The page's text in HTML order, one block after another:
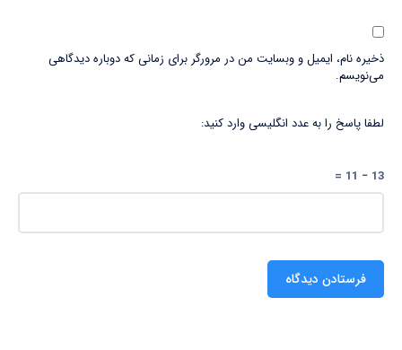
ذخیره نام، ایمیل و وبسایت من در مرورگر برای زمانی که دوباره دیدگاهی
می‌نویسم.
لطفا پاسخ را به عدد انگلیسی وارد کنید:
13 − 11 =